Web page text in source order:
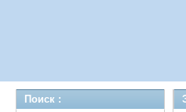
Поиск :